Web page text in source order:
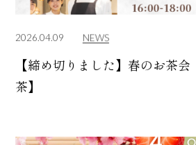
2026.04.09 NEWS
【締め切りました】春のお茶
茶】